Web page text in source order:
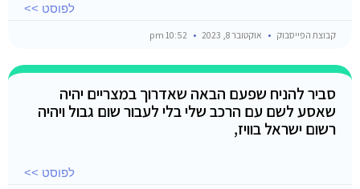
לפוסט >>
קבוצת הפייסבוק אוקטובר 8, 2023
סביר להניח שפעם הבאה שאדרוך במצריים יהיה
שאסע לשם עם הרכב שלי בלי לעבור שום גבול ויהיה
רשום ישראל בוויז,
לפוסט >>